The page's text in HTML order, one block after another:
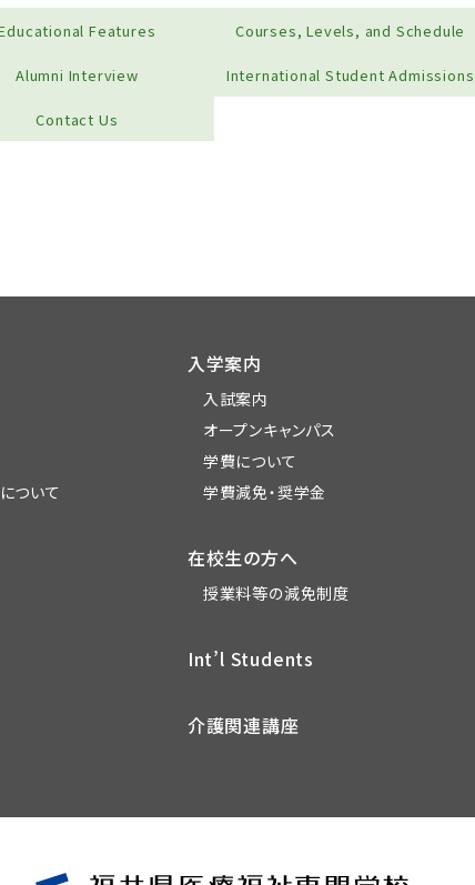
Features Courses, Levels, and Schedule
Alumni Interview International Student Admissions
Contact Us
ついて
入学案内
入試案内
オープンキャンパス
学費について
学費減免・奨学金
在校生の方へ
授業料等の減免制度
Int’l Students
介護関連講座